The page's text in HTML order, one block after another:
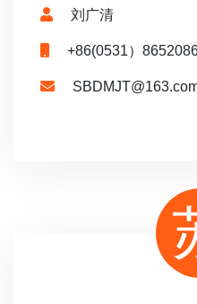
刘广清
+86(0531）